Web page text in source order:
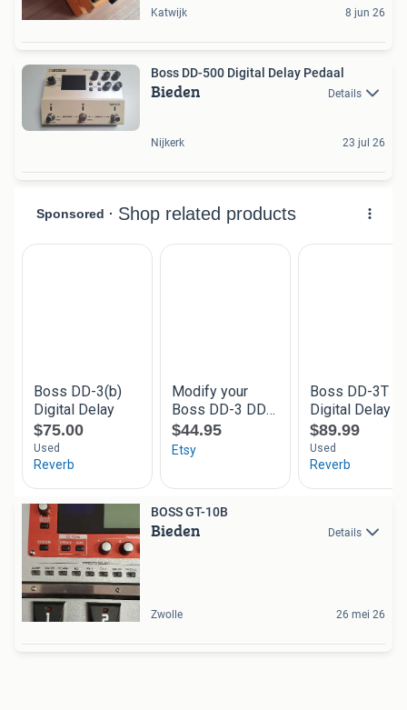
Katwijk 8 jun 26
Boss DD-500 Digital Delay Pedaal
Bieden Details
Nijkerk 23 jul 26
BOSS GT-10B
Bieden Details
Zwolle 26 mei 26